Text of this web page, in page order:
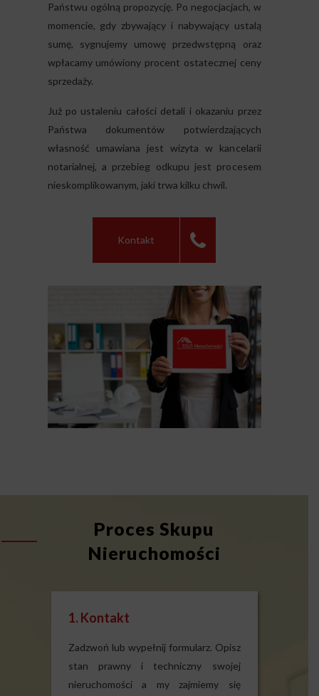
Państwu ogólną propozycję. Po negocjacjach, w
momencie, gdy zbywający i nabywający ustalą
sumę, sygnujemy umowę przedwstępną oraz
wpłacamy umówiony procent ostatecznej ceny
sprzedaży.
Już po ustaleniu całości detali i okazaniu przez
Państwa dokumentów potwierdzających
własność umawiana jest wizyta w kancelarii
notarialnej, a przebieg odkupu jest procesem
nieskomplikowanym, jaki trwa kilku chwil.
Kontakt
Proces Skupu
Nieruchomości
1. Kontakt
Zadzwoń lub wypełnij formularz. Opisz
stan prawny i techniczny swojej
nieruchomości a my zajmiemy się